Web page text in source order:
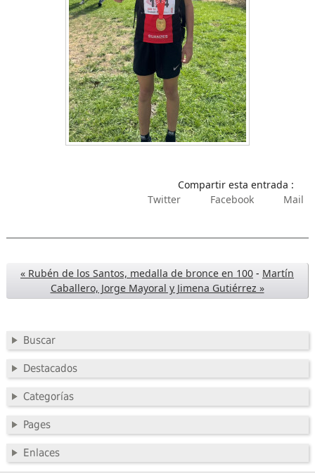
Compartir esta entrada :
Twitter
Facebook Mail
« Rubén de los Santos, medalla de bronce en 100 - Martín
Caballero, Jorge Mayoral y Jimena Gutiérrez »
Buscar
Destacados
Categorías
Pages
Enlaces